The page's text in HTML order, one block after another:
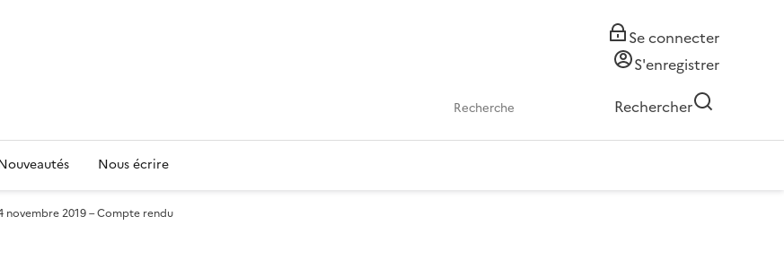
Se connecter
S'enregistrer
Rechercher
Nous écrire
novembre 2019 – Compte rendu